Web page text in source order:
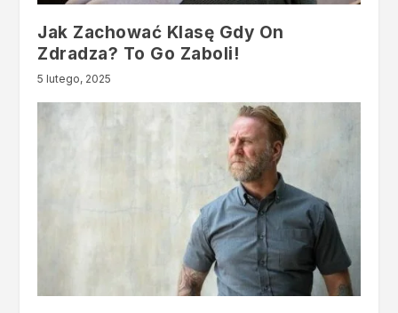
Jak Zachować Klasę Gdy On
Zdradza? To Go Zaboli!
5 lutego, 2025